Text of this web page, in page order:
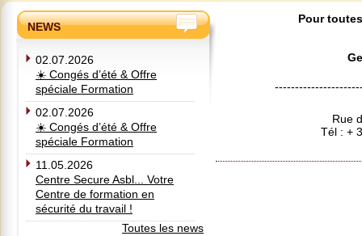
NEWS
02.07.2026
☀️ Congés d’été & Offre
spéciale Formation
02.07.2026
☀️ Congés d’été & Offre
spéciale Formation
11.05.2026
Centre Secure Asbl... Votre
Centre de formation en
sécurité du travail !
Toutes les news
Pour
Rue
Tél : +